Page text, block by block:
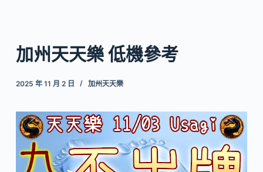
加州天天樂 低機參考
2025 年 11 月 2 日 加州天天樂